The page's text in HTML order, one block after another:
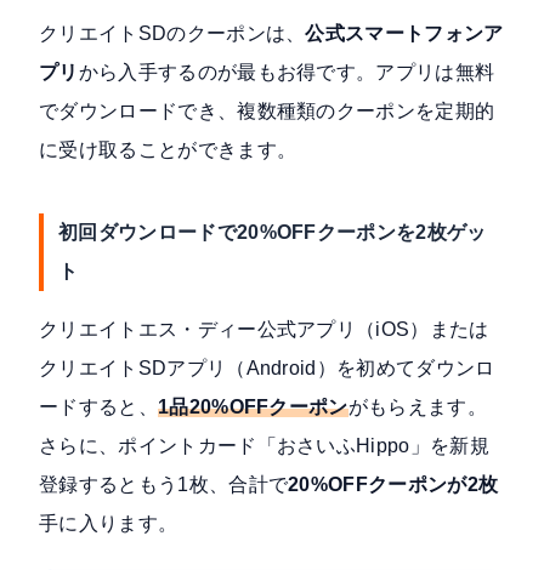
クリエイトSDのクーポンは、公式スマートフォンア
プリ から入手するのが最もお得です。アプリは無料
でダウンロードでき、複数種類のクーポンを定期的
に受け取ることができます。
初回ダウンロードで20%OFFクーポンを2枚ゲッ
ト
クリエイトエス・ディー公式アプリ（iOS）
または
クリエイトSDアプリ（Android）
を初めてダウンロ
ードすると、 1品20%OFFクーポンがもらえます。
さらに、ポイントカード「おさいふHippo」を新規
登録するともう1枚、合計で20%OFFクーポンが2枚
手に入ります。